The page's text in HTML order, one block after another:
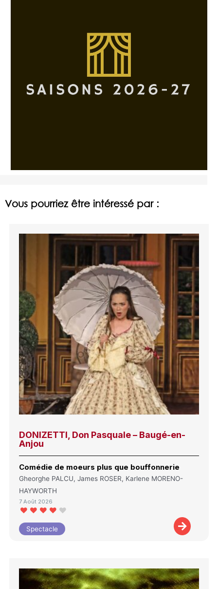
Vous pourriez être intéressé par :
DONIZETTI, Don Pasquale – Baugé-en-
Anjou
Comédie de moeurs plus que bouffonnerie
Gheorghe PALCU, James ROSER, Karlene MORENO-
HAYWORTH
7 Août 2026
Spectacle